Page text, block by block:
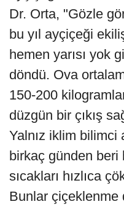
Dr. Orta, "Gözle
bu yıl ayçiçeği
hemen yarısı yok
döndü. Ova
150-200
düzgün bir çıkış
Yalnız iklim bilimci
birkaç günden beri
sıcakları hızlıca
Bunlar çiçeklenme